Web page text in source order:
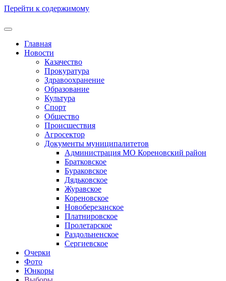
Перейти к содержимому
Главная
Новости
Казачество
Прокуратура
Здравоохранение
Образование
Культура
Спорт
Общество
Происшествия
Агросектор
Документы муниципалитетов
Администрация МО Кореновский район
Братковское
Бураковское
Дядьковское
Журавское
Кореновское
Новоберезанское
Платнировское
Пролетарское
Раздольненское
Сергиевское
Очерки
Фото
Юнкоры